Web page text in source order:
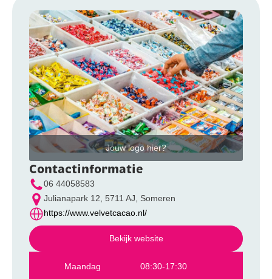
Jouw logo hier?
Contactinformatie
06 44058583
Julianapark 12, 5711 AJ, Someren
https://www.velvetcacao.nl/
Bekijk website
Maandag 08:30-17:30